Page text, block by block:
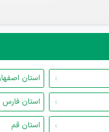
استان
استان فارس
استان قم